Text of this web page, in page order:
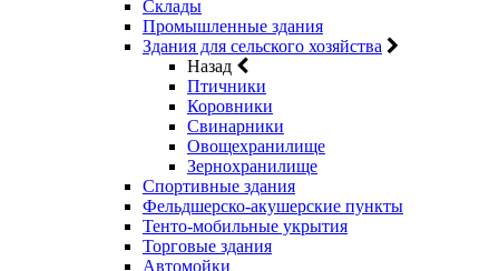
Склады
Промышленные здания
Здания для сельского хозяйства
Назад
Птичники
Коровники
Свинарники
Овощехранилище
Зернохранилище
Спортивные здания
Фельдшерско-акушерские пункты
Тенто-мобильные укрытия
Торговые здания
Автомойки